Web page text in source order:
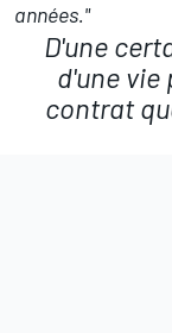
années."
D'une
d'une vie
contrat